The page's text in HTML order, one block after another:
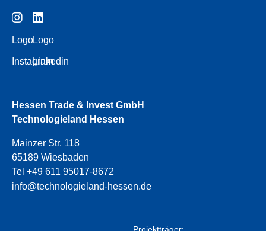
Logo
Instagram
Logo
Linkedin
Hessen Trade & Invest GmbH
Technologieland Hessen
Mainzer Str. 118
65189 Wiesbaden
Tel +49 611 95017-8672
info@technologieland-hessen.de